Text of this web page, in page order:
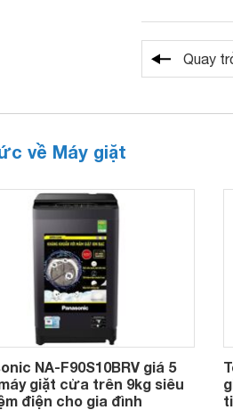
Quay
về Máy giặt
NA-F90S10BRV giá 5
giặt cửa trên 9kg siêu
điện cho gia đình